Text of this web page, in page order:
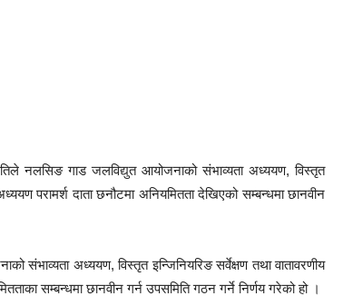
नलसिङ गाड जलविद्युत आयोजनाको संभाव्यता अध्ययण, विस्तृत
परामर्श दाता छनौटमा अनियमितता देखिएको सम्बन्धमा छानवीन
संभाव्यता अध्ययण, विस्तृत इन्जिनियरिङ सर्वेक्षण तथा वातावरणीय
सम्बन्धमा छानवीन गर्न उपसमिति गठन गर्ने निर्णय गरेको हो ।